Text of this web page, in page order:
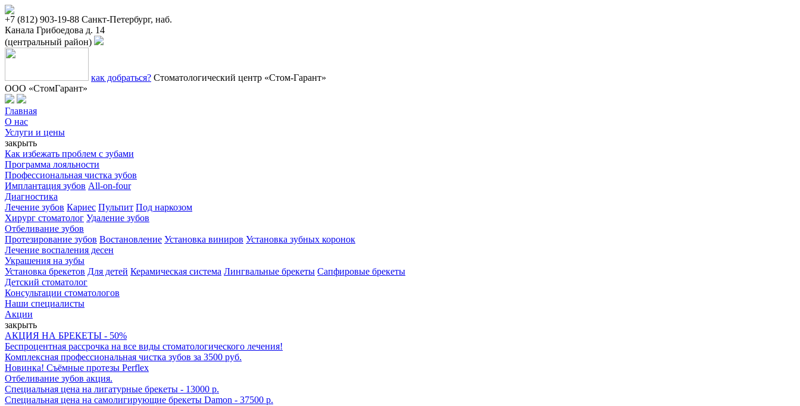
+7 (812) 903-19-88 Санкт-Петербург, наб.
Канала Грибоедова д. 14
(центральный район)
как добраться? Стоматологический центр «Стом-Гарант»
ООО «СтомГарант»
Главная
О нас
Услуги и цены
закрыть
Как избежать проблем с зубами
Программа лояльности
Профессиональная чистка зубов
Имплантация зубов All-on-four
Диагностика
Лечение зубов Кариес Пульпит Под наркозом
Хирург стоматолог Удаление зубов
Отбеливание зубов
Протезирование зубов Востановление Установка виниров Установка зубных коронок
Лечение воспаления десен
Украшения на зубы
Установка брекетов Для детей Керамическая система Лингвальные брекеты Сапфировые брекеты
Детский стоматолог
Консультации стоматологов
Наши специалисты
Акции
закрыть
АКЦИЯ НА БРЕКЕТЫ - 50%
Беспроцентная рассрочка на все виды стоматологического лечения!
Комплексная профессиональная чистка зубов за 3500 руб.
Новинка! Съёмные протезы Perflex
Отбеливание зубов акция.
Специальная цена на лигатурные брекеты - 13000 р.
Специальная цена на самолигирующие брекеты Damon - 37500 р.